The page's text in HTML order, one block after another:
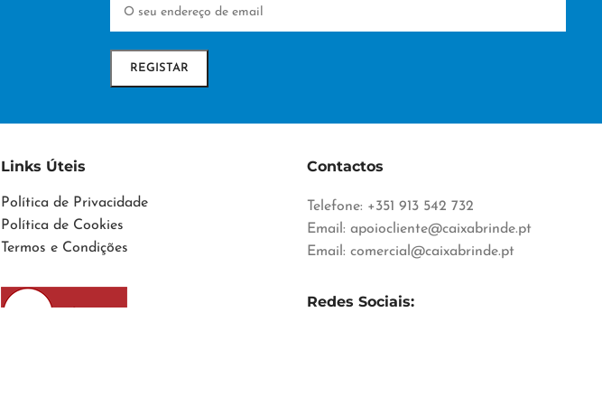
Links Úteis
Política de Privacidade
Política de Cookies
Termos e Condições
Contactos
Telefone: +351 913 542 732
Email: apoiocliente@caixabrinde.pt
Email: comercial@caixabrinde.pt
Redes Sociais: